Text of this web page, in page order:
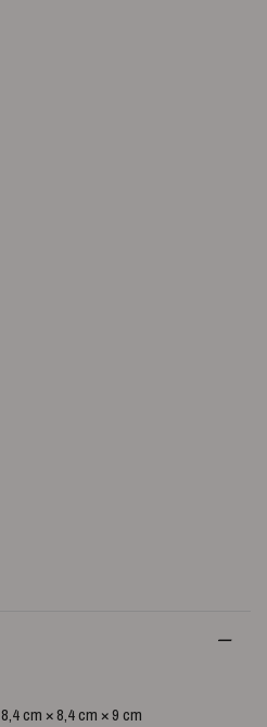
8,4 cm × 8,4 cm × 9 cm